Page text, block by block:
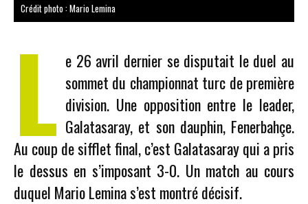
Crédit photo : Mario Lemina
L e 26 avril dernier se disputait le duel au
sommet du championnat turc de première
division. Une opposition entre le leader,
Galatasaray, et son dauphin, Fenerbahçe.
Au coup de sifflet final, c’est Galatasaray qui a pris
le dessus en s’imposant 3-0. Un match au cours
duquel Mario Lemina s’est montré décisif.